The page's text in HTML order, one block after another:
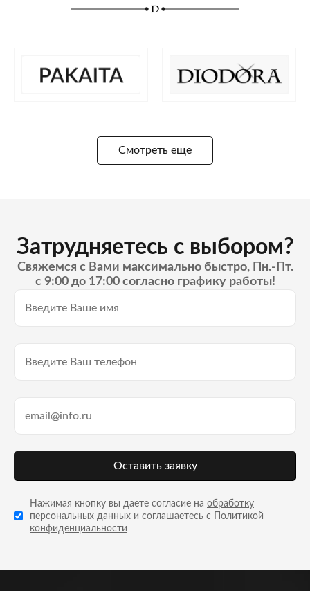
Смотреть еще
Затрудняетесь с выбором?
Свяжемся с Вами максимально быстро, Пн.-Пт.
с 9:00 до 17:00 согласно графику работы!
Оставить заявку
Нажимая кнопку вы даете согласие на обработку
персональных данных и соглашаетесь с Политикой
конфиденциальности